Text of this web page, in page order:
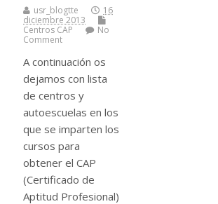
usr_blogtte
16
diciembre 2013
Centros CAP
No
Comment
A continuación os
dejamos con lista
de centros y
autoescuelas en los
que se imparten los
cursos para
obtener el CAP
(Certificado de
Aptitud Profesional)